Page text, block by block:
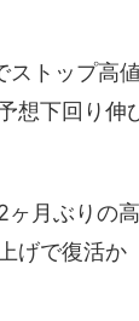
ストップ高
想下回り伸
ヶ月ぶりの
げで復活か